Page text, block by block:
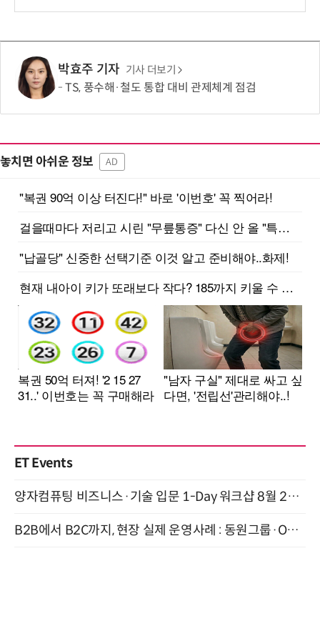
박효주 기자 기사 더보기
TS, 풍수해·철도 통합 대비 관제체계 점검
놓치면 아쉬운 정보 AD
ET Events
양자컴퓨팅 비즈니스·기술 입문 1-Day 워크샵 8월 28일 개최
B2B에서 B2C까지, 현장 실제 운영사례 : 동원그룹·OCI·다이닝브랜즈그룹·당근 (8/27)